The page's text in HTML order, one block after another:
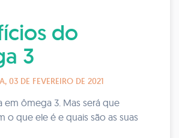
do
3
03 DE FEVEREIRO DE 2021
em ômega 3. Mas será que
o que ele é e quais são as suas